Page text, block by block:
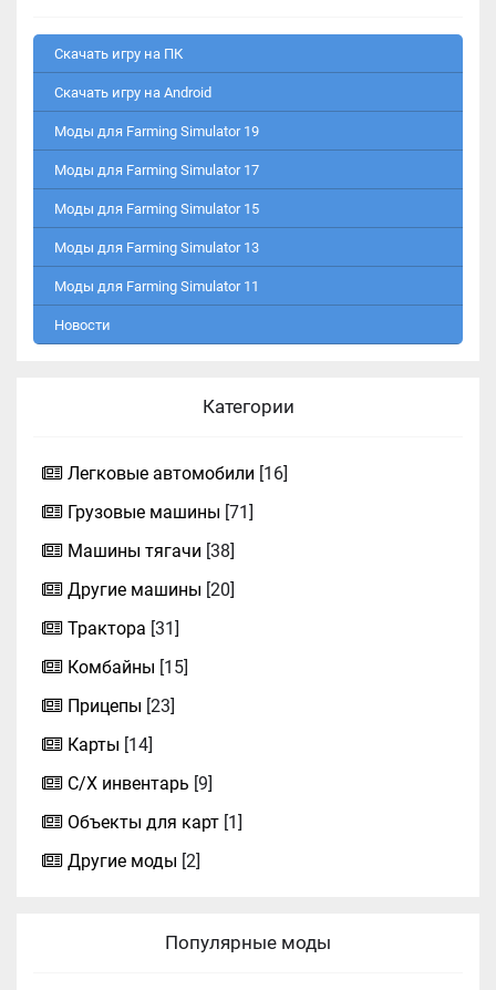
Скачать игру на ПК
Скачать игру на Android
Моды для Farming Simulator 19
Моды для Farming Simulator 17
Моды для Farming Simulator 15
Моды для Farming Simulator 13
Моды для Farming Simulator 11
Новости
Категории
Легковые автомобили [16]
Грузовые машины [71]
Машины тягачи [38]
Другие машины [20]
Трактора [31]
Комбайны [15]
Прицепы [23]
Карты [14]
С/Х инвентарь [9]
Объекты для карт [1]
Другие моды [2]
Популярные моды